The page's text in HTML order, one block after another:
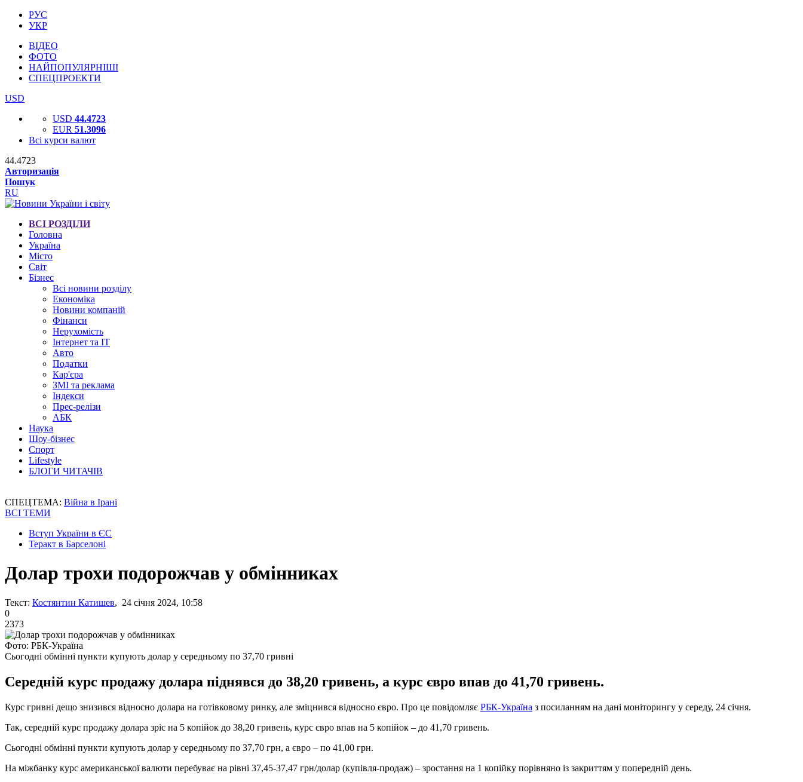
РУС
УКР
ВІДЕО
ФОТО
НАЙПОПУЛЯРНІШІ
СПЕЦПРОЕКТИ
USD
USD 44.4723
EUR 51.3096
Всі курси валют
44.4723
Авторизація
Пошук
RU
ВСІ РОЗДІЛИ
Головна
Україна
Місто
Світ
Бізнес
Всі новини розділу
Економіка
Новини компаній
Фінанси
Нерухомість
Інтернет та IT
Авто
Податки
Кар'єра
ЗМІ та реклама
Індекси
Прес-релізи
АБК
Наука
Шоу-бізнес
Спорт
Lifestyle
БЛОГИ ЧИТАЧІВ
СПЕЦТЕМА: Війна в Ірані
ВСІ ТЕМИ
Вступ України в ЄС
Теракт в Барселоні
Долар трохи подорожчав у обмінниках
Текст: Костянтин Катишев, 24 січня 2024, 10:58
0
2373
Фото: РБК-Україна
Сьогодні обмінні пункти купують долар у середньому по 37,70 гривні
Середній курс продажу долара піднявся до 38,20 гривень, а курс євро впав до 41,70 гривень.
Курс гривні дещо знизився відносно долара на готівковому ринку, але зміцнився відносно євро. Про це повідомляє РБК-Україна з посиланням на дані моніторингу у середу, 24 січня.
Так, середній курс продажу долара зріс на 5 копійок до 38,20 гривень, курс євро впав на 5 копійок – до 41,70 гривень.
Сьогодні обмінні пункти купують долар у середньому по 37,70 грн, а євро – по 41,00 грн.
На міжбанку курс американської валюти перебуває на рівні 37,45-37,47 грн/долар (купівля-продаж) – зростання на 1 копійку порівняно із закриттям у попередній день.